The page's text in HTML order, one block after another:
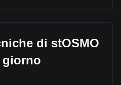
di stOSMO
giorno